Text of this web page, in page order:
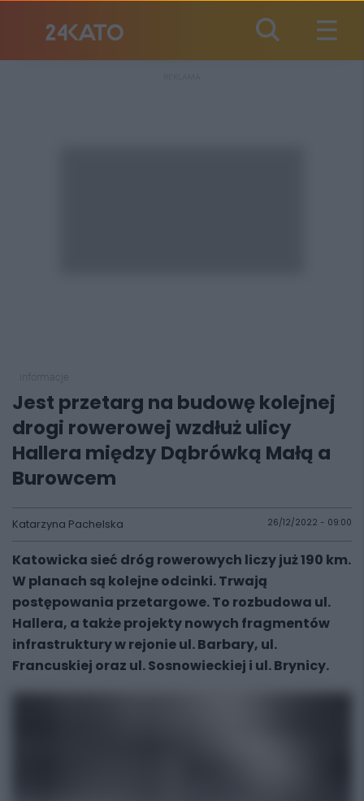
Jest przetarg na budowę kolejnej
drogi rowerowej wzdłuż ulicy
Hallera między Dąbrówką Małą a
Burowcem
Katarzyna Pachelska 26/12/2022 - 09:00
Katowicka sieć dróg rowerowych liczy już 190 km.
W planach są kolejne odcinki. Trwają
postępowania przetargowe. To rozbudowa ul.
Hallera, a także projekty nowych fragmentów
infrastruktury w rejonie ul. Barbary, ul.
Francuskiej oraz ul. Sosnowieckiej i ul. Brynicy.